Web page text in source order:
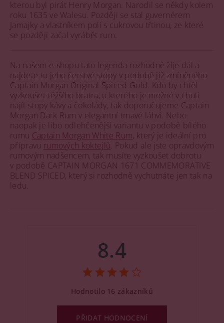
kterou byl pirát Henry Morgan. Narodil se někdy kolem
roku 1635 ve Walesu. Později se stal guvernérem
Jamajky a vlastníkem polí s cukrovou třtinou, ze které
se později začal vyrábět rum.
Na našem e-shopu tato legenda rozhodně žije dál a
najdete tu jeho čerstvé stopy v podobě již zmíněného
Captain Morgan Original Spiced Gold. Kdo by chtěl
vyzkoušet těžšího bratra, u kterého je možné v chuti
najít stopy kávy a čokolády, tak doporučujeme Captain
Morgan Dark Rum v elegantní tmavé láhvi. Nebo
naopak je libo odlehčenější variantu v podobě bílého
rumu Captain Morgan White Rum, který je ideální pro
přípravu rumových koktejlů . Pokud ale jste opravdovým
rumovým nadšencem, tak musíte vyzkoušet dobrotu
v podobě CAPTAIN MORGAN 1671 COMMEMORATIVE
BLEND SPICED, který si rozhodně vychutnáte jen tak na
ledu.
8.4
Hodnotilo 16 zákazníků
PŘIDAT HODNOCENÍ